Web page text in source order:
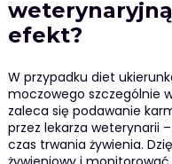
efekt?
W przypadku diet
moczowego szczególnie
zaleca się podawanie
przez lekarza weterynarii
czas trwania żywienia.